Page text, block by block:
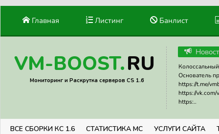
Главная Листинг Банлист
VM-BOOST.RU
Мониторинг и Раскрутка серверов CS 1.6
Основатель
https://t.me/
https://vk.com/
https:..
ВСЕ СБОРКИ КС 1.6 СТАТИСТИКА МС УСЛУГИ САЙТА